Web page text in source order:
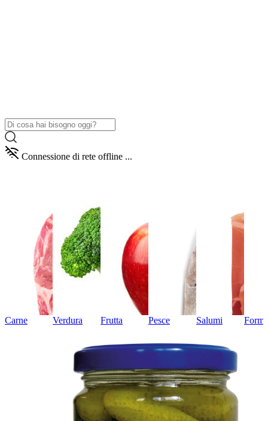
Connessione di rete offline ...
Carne Verdura Frutta Pesce Salumi